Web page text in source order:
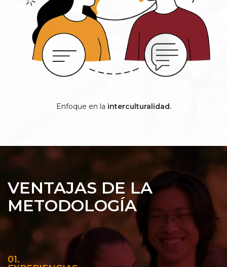
Enfoque en la interculturalidad.
VENTAJAS DE LA
METODOLOGÍA
01.